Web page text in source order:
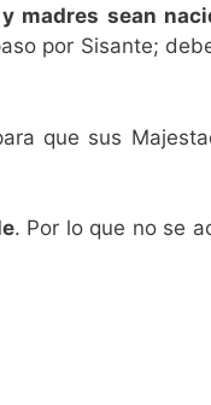
madres sean
por Sisante;
que sus
. Por lo que no se